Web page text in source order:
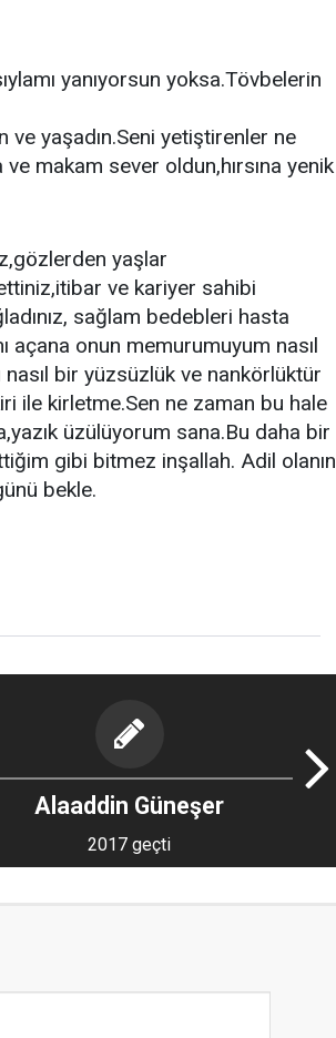
yanıyorsun yoksa.Tövbelerin
ve yaşadın.Seni yetiştirenler ne
makam sever oldun,hırsına yenik
yaşlar
ve kariyer sahibi
sağlam bedebleri hasta
açana onun memurumuyum nasıl
bir yüzsüzlük ve nankörlüktür
ile kirletme.Sen ne zaman bu hale
üzülüyorum sana.Bu daha bir
gibi bitmez inşallah. Adil olanın
bekle.
Alaaddin Güneşer
2017 geçti